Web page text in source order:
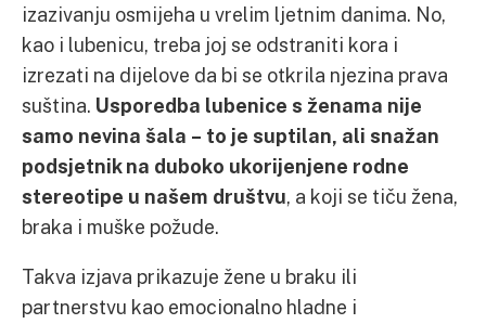
izazivanju osmijeha u vrelim ljetnim danima. No,
kao i lubenicu, treba joj se odstraniti kora i
izrezati na dijelove da bi se otkrila njezina prava
suština. Usporedba lubenice s ženama nije
samo nevina šala – to je suptilan, ali snažan
podsjetnik na duboko ukorijenjene rodne
stereotipe u našem društvu, a koji se tiču žena,
braka i muške požude.
Takva izjava prikazuje žene u braku ili
partnerstvu kao emocionalno hladne i